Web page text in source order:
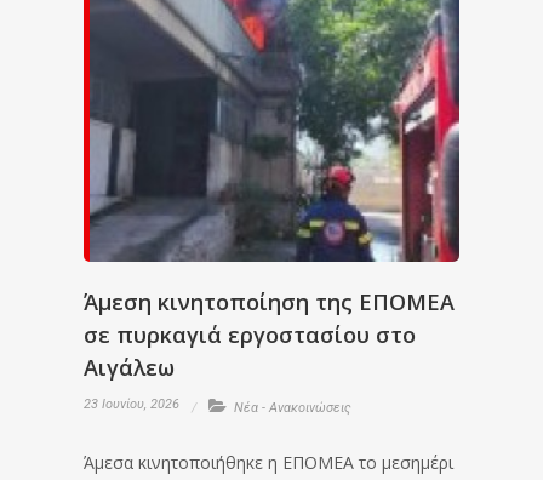
Άμεση κινητοποίηση της ΕΠΟΜΕΑ
σε πυρκαγιά εργοστασίου στο
Αιγάλεω
23 Ιουνίου, 2026 Νέα - Ανακοινώσεις
Άμεσα κινητοποιήθηκε η ΕΠΟΜΕΑ το μεσημέρι